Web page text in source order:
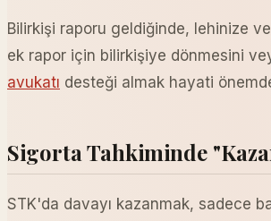
Bilirkişi raporu geldiğinde, lehinize
ek rapor için bilirkişiye dönmesini
avukatı desteği almak hayati
Sigorta Tahkiminde
STK'da davayı kazanmak, sadece